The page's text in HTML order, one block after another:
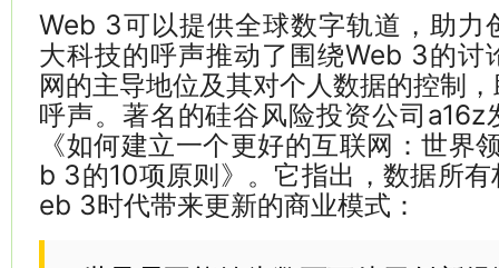
Web 3可以提供全球数字轨道，助力
大科技的呼声推动了围绕Web 3的讨
网的主导地位及其对个人数据的控制
呼声。著名的硅谷风险投资公司a16z
《如何建立一个更好的互联网：世界
b 3的10项原则》。它指出，数据所
eb 3时代带来更新的商业模式：